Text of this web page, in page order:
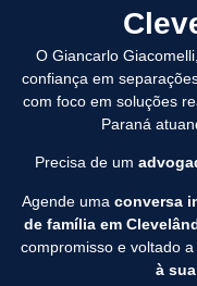
O Giancarlo
confiança em
com foco em soluções
Paraná
Precisa de um
Agende uma conversa
de família em
compromisso e voltado a
à